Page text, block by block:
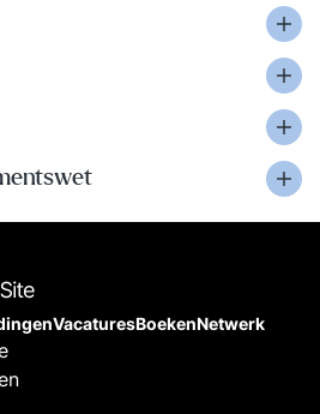
VacaturesBoekenNetwerk